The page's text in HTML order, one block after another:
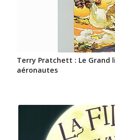
Terry Pratchett : Le Grand
aéronautes